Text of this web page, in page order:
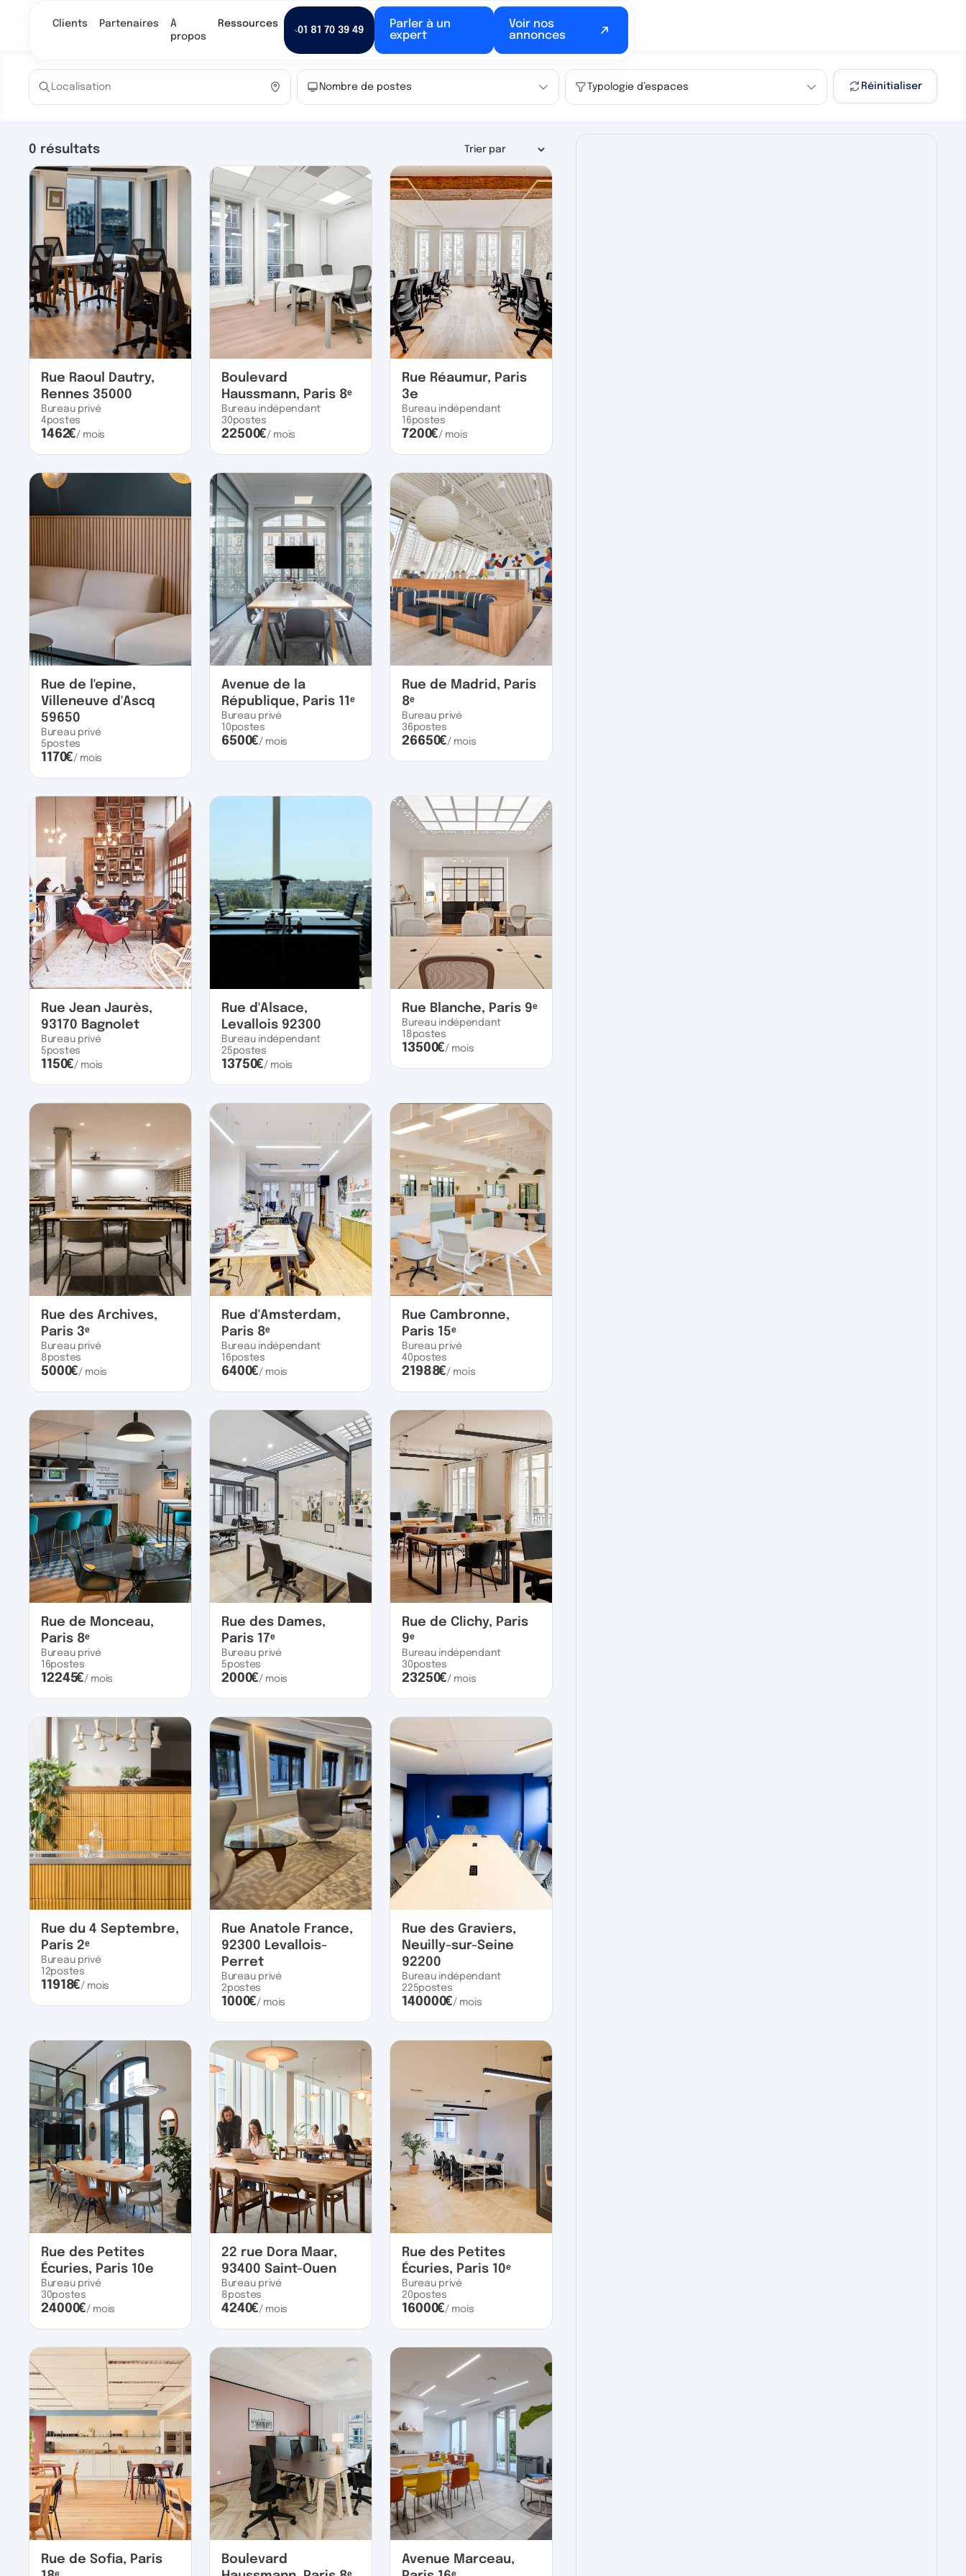
Clients Partenaires
À
propos
Ressources
01 81 70 39 49
Parler à un
expert
Voir nos
annonces
Nombre de postes Typologie d’espaces Réinitialiser
0 résultats
Rue Raoul Dautry,
Rennes 35000
Bureau privé
4postes
1462€/ mois
Boulevard
Haussmann, Paris 8ᵉ
Bureau indépendant
30postes
22500€/ mois
Rue Réaumur, Paris
3e
Bureau indépendant
16postes
7200€/ mois
Rue de l'epine,
Villeneuve d'Ascq
59650
Bureau privé
5postes
1170€/ mois
Avenue de la
République, Paris 11ᵉ
Bureau privé
10postes
6500€/ mois
Rue de Madrid, Paris
8ᵉ
Bureau privé
36postes
26650€/ mois
Rue Jean Jaurès,
93170 Bagnolet
Bureau privé
5postes
1150€/ mois
Rue d'Alsace,
Levallois 92300
Bureau indépendant
25postes
13750€/ mois
Rue Blanche, Paris 9ᵉ
Bureau indépendant
18postes
13500€/ mois
Rue des Archives,
Paris 3ᵉ
Bureau privé
8postes
5000€/ mois
Rue d'Amsterdam,
Paris 8ᵉ
Bureau indépendant
16postes
6400€/ mois
Rue Cambronne,
Paris 15ᵉ
Bureau privé
40postes
21988€/ mois
Rue de Monceau,
Paris 8ᵉ
Bureau privé
16postes
12245€/ mois
Rue des Dames,
Paris 17ᵉ
Bureau privé
5postes
2000€/ mois
Rue de Clichy, Paris
9ᵉ
Bureau indépendant
30postes
23250€/ mois
Rue du 4 Septembre,
Paris 2ᵉ
Bureau privé
12postes
11918€/ mois
Rue Anatole France,
92300 Levallois-
Perret
Bureau privé
2postes
1000€/ mois
Rue des Graviers,
Neuilly-sur-Seine
92200
Bureau indépendant
225postes
140000€/ mois
Rue des Petites
Écuries, Paris 10e
Bureau privé
30postes
24000€/ mois
22 rue Dora Maar,
93400 Saint-Ouen
Bureau privé
8postes
4240€/ mois
Rue des Petites
Écuries, Paris 10ᵉ
Bureau privé
20postes
16000€/ mois
Rue de Sofia, Paris
Boulevard
Avenue Marceau,